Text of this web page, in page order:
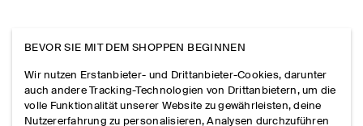
BEVOR SIE MIT DEM SHOPPEN BEGINNEN
Wir nutzen Erstanbieter- und Drittanbieter-Cookies, darunter
auch andere Tracking-Technologien von Drittanbietern, um die
volle Funktionalität unserer Website zu gewährleisten, deine
Nutzererfahrung zu personalisieren, Analysen durchzuführen